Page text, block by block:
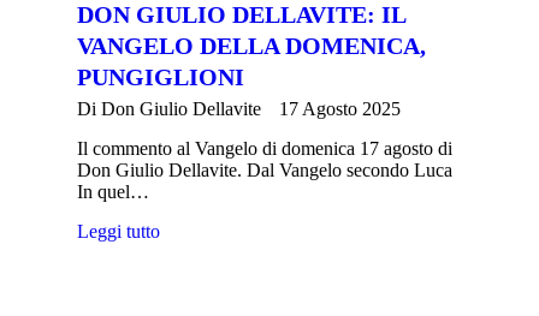
DON GIULIO DELLAVITE: IL
VANGELO DELLA DOMENICA,
PUNGIGLIONI
Di Don Giulio Dellavite
17 Agosto 2025
Il commento al Vangelo di domenica 17 agosto di
Don Giulio Dellavite. Dal Vangelo secondo Luca
In quel…
Leggi tutto